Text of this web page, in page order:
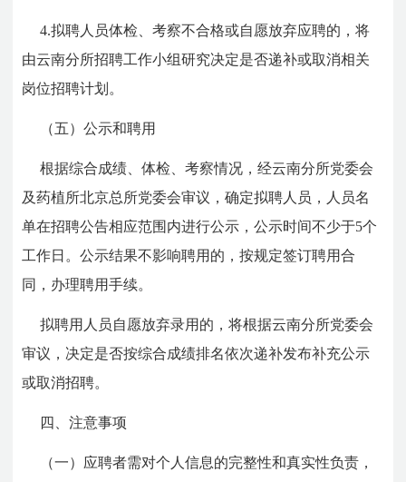
4.拟聘人员体检、考察不合格或自愿放弃应聘的，将
由云南分所招聘工作小组研究决定是否递补或取消相关
岗位招聘计划。
（五）公示和聘用
根据综合成绩、体检、考察情况，经云南分所党委会
及药植所北京总所党委会审议，确定拟聘人员，人员名
单在招聘公告相应范围内进行公示，公示时间不少于5个
工作日。公示结果不影响聘用的，按规定签订聘用合
同，办理聘用手续。
拟聘用人员自愿放弃录用的，将根据云南分所党委会
审议，决定是否按综合成绩排名依次递补发布补充公示
或取消招聘。
四、注意事项
（一）应聘者需对个人信息的完整性和真实性负责，